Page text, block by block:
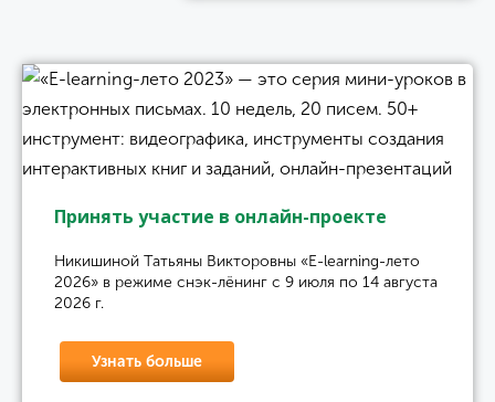
Принять участие в онлайн-проекте
Никишиной Татьяны Викторовны «E-learning-лето
2026» в режиме снэк-лёнинг с 9 июля по 14 августа
2026 г.
Узнать больше